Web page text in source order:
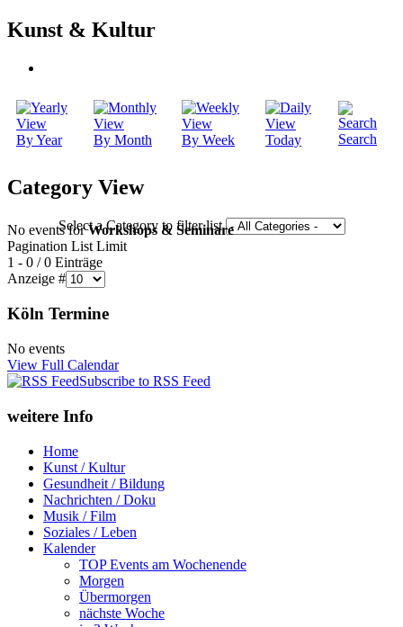
Kunst & Kultur
By Year By Month By Week Today Search
Category View
Select a Category to filter list
No events forWorkshops & Seminare
Pagination List Limit
1 - 0 / 0 Einträge
Anzeige #
Köln Termine
No events
View Full Calendar
Subscribe to RSS Feed
weitere Info
Home
Kunst / Kultur
Gesundheit / Bildung
Nachrichten / Doku
Musik / Film
Soziales / Leben
Kalender
TOP Events am Wochenende
Morgen
Übermorgen
nächste Woche